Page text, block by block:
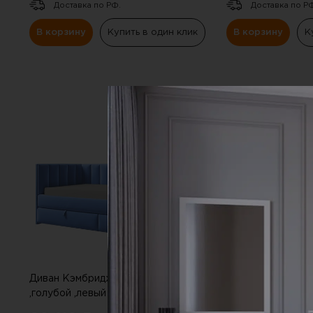
Доставка по РФ.
В корзину Купить в один клик
Доставка по
В корзину
Диван Кэмбридж (900х2000)
,голубой ,левый угол
Диван
,зеленый ,левый